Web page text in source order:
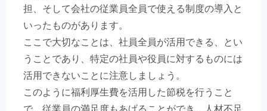
担、そして会社の従業員全員で使える制度の導入と
いったものがあります。
ここで大切なことは、社員全員が活用できる、とい
うことであり、特定の社員や役員に対するものには
活用できないことに注意しましょう。
このように福利厚生費を活用した節税を行うこと